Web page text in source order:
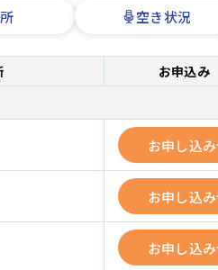
空き状況
お申込み
お申し込み
お申し込み
お申し込み